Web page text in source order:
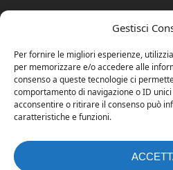
Gestisci
Per fornire le migliori esperienze,
per memorizzare e/o accedere alle
consenso a queste tecnologie ci
comportamento di navigazione o ID
acconsentire o ritirare il consenso può
caratteristiche e funzioni.